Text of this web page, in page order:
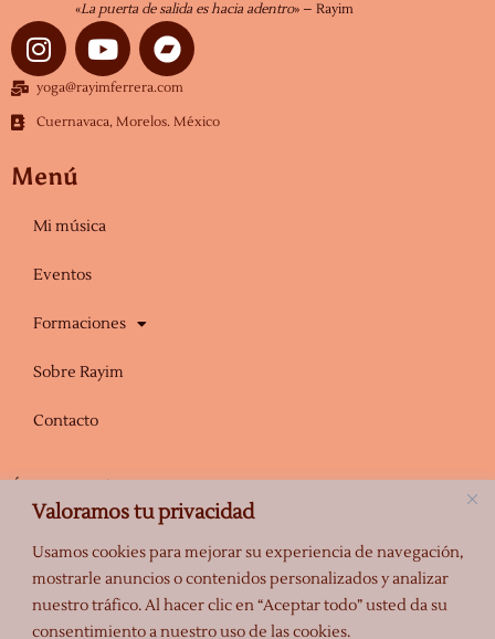
Valoramos tu privacidad
Usamos cookies para mejorar su experiencia de navegación,
mostrarle anuncios o contenidos personalizados y analizar
nuestro tráfico. Al hacer clic en “Aceptar todo” usted da su
consentimiento a nuestro uso de las cookies.
«La puerta de salida es hacia adentro» – Rayim
I
n
s
t
g
a
Y
o
u
t
yoga@rayimferrera.com
Cuernavaca, Morelos. México
Menú
Mi música
Eventos
Formaciones
Sobre Rayim
Contacto
Mantente informado de los próximos eventos, promociones y otra